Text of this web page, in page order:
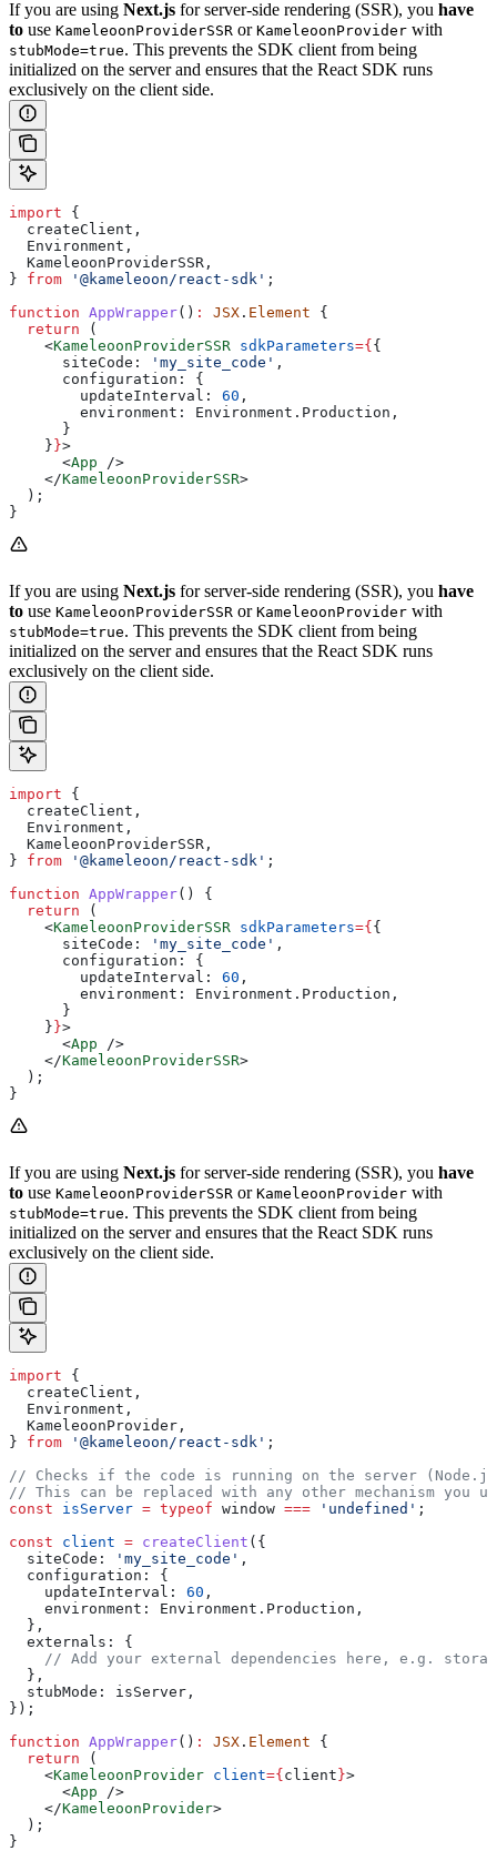
If you are using Next.js for server-side rendering (SSR), you have
to use KameleoonProviderSSR or KameleoonProvider with
stubMode=true. This prevents the SDK client from being
initialized on the server and ensures that the React SDK runs
exclusively on the client side.
import {
  createClient
,
  Environment
,
  KameleoonProviderSSR
,
} from '@kameleoon/react-sdk' ;
function AppWrapper() : JSX . Element {
  return
(
    <
KameleoonProviderSSR sdkParameters={{
      siteCode:
'my_site_code' ,
      configuration:
{
        updateInterval:
60 ,
        environment:
Environment . Production ,
      }
    }
}>
      <
App />
    </
KameleoonProviderSSR>
  );
}
If you are using Next.js for server-side rendering (SSR), you have
to use KameleoonProviderSSR or KameleoonProvider with
stubMode=true. This prevents the SDK client from being
initialized on the server and ensures that the React SDK runs
exclusively on the client side.
import {
  createClient
,
  Environment
,
  KameleoonProviderSSR
,
} from '@kameleoon/react-sdk' ;
function AppWrapper() {
  return
(
    <
KameleoonProviderSSR sdkParameters={{
      siteCode:
'my_site_code' ,
      configuration:
{
        updateInterval:
60 ,
        environment:
Environment . Production ,
      }
    }
}>
      <
App />
    </
KameleoonProviderSSR>
  );
}
If you are using Next.js for server-side rendering (SSR), you have
to use KameleoonProviderSSR or KameleoonProvider with
stubMode=true. This prevents the SDK client from being
initialized on the server and ensures that the React SDK runs
exclusively on the client side.
import {
  createClient
,
  Environment
,
  KameleoonProvider
,
} from '@kameleoon/react-sdk' ;
// Checks if the code is running on the server
// This can be replaced with any other mechanism you
const isServer = typeof window === 'undefined' ;
const client = createClient ({
  siteCode:
'my_site_code' ,
  configuration:
{
    updateInterval:
60 ,
    environment:
Environment . Production ,
  },
  externals:
{
// Add your external dependencies here, e.g.
  },
  stubMode:
isServer ,
});
function AppWrapper() : JSX . Element {
  return
(
    <
KameleoonProvider client={client}>
      <
App />
    </
KameleoonProvider>
  );
}